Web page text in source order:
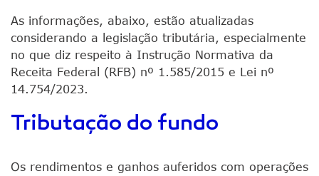
As informações, abaixo, estão atualizadas
considerando a legislação tributária, especialmente
no que diz respeito à Instrução Normativa da
Receita Federal (RFB) nº 1.585/2015 e Lei nº
14.754/2023.
Tributação do fundo
Os rendimentos e ganhos auferidos com operações